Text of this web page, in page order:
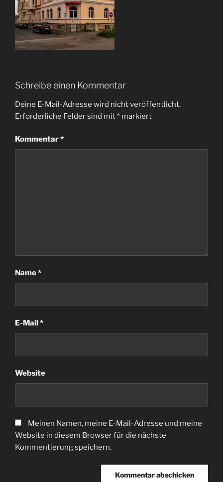
Schreibe einen Kommentar
Deine E-Mail-Adresse wird nicht veröffentlicht.
Erforderliche Felder sind mit* markiert
Kommentar*
Name*
E-Mail*
Website
Meinen Namen, meine E-Mail-Adresse und meine
Website in diesem Browser für die nächste
Kommentierung speichern.